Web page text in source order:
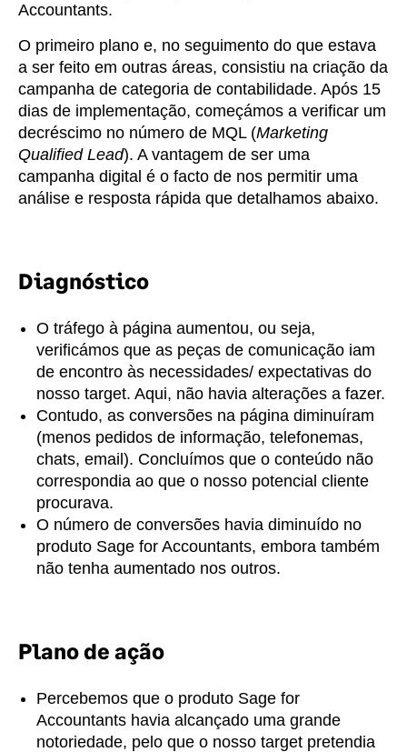
Accountants.
O primeiro plano e, no seguimento do que estava
a ser feito em outras áreas, consistiu na criação da
campanha de categoria de contabilidade. Após 15
dias de implementação, começámos a verificar um
decréscimo no número de MQL (Marketing
Qualified Lead). A vantagem de ser uma
campanha digital é o facto de nos permitir uma
análise e resposta rápida que detalhamos abaixo.
Diagnóstico
O tráfego à página aumentou, ou seja,
verificámos que as peças de comunicação iam
de encontro às necessidades/ expectativas do
nosso target. Aqui, não havia alterações a fazer.
Contudo, as conversões na página diminuíram
(menos pedidos de informação, telefonemas,
chats, email). Concluímos que o conteúdo não
correspondia ao que o nosso potencial cliente
procurava.
O número de conversões havia diminuído no
produto Sage for Accountants, embora também
não tenha aumentado nos outros.
Plano de ação
Percebemos que o produto Sage for
Accountants havia alcançado uma grande
notoriedade, pelo que o nosso target pretendia